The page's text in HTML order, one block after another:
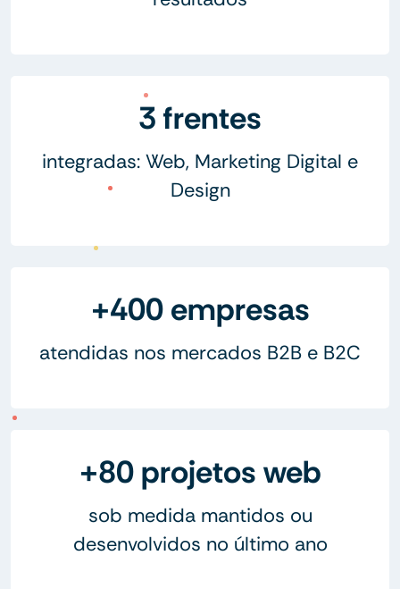
3 frentes
integradas: Web, Marketing Digital e
Design
+400 empresas
atendidas nos mercados B2B e B2C
+80 projetos web
sob medida mantidos ou
desenvolvidos no último ano